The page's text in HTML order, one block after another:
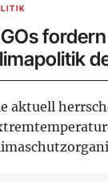
aktuell